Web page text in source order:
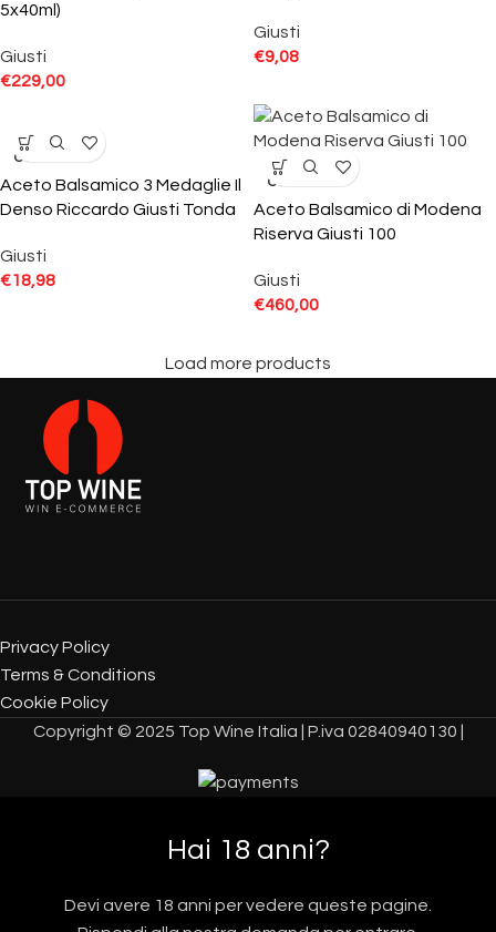
5x40ml)
Giusti
€229,00
Giusti
€9,08
SOLD
OUT
Aceto Balsamico 3 Medaglie Il
Denso Riccardo Giusti Tonda
Giusti
€18,98
SOLD
OUT
Aceto Balsamico di Modena
Riserva Giusti 100
Giusti
€460,00
Load more products
Privacy Policy
Terms & Conditions
Cookie Policy
Copyright © 2025 Top Wine Italia | P.iva 02840940130 |
Hai 18 anni?
Devi avere 18 anni per vedere queste pagine.